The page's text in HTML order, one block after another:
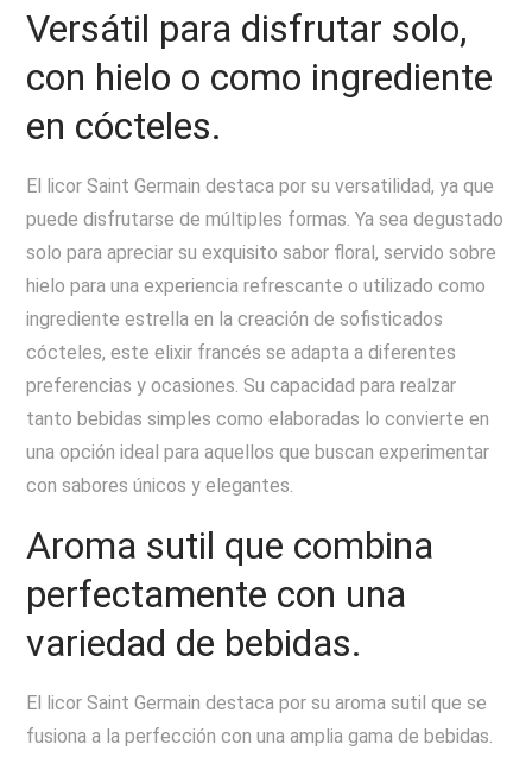
Versátil para disfrutar solo,
con hielo o como ingrediente
en cócteles.
El licor Saint Germain destaca por su versatilidad, ya que
puede disfrutarse de múltiples formas. Ya sea degustado
solo para apreciar su exquisito sabor floral, servido sobre
hielo para una experiencia refrescante o utilizado como
ingrediente estrella en la creación de sofisticados
cócteles, este elixir francés se adapta a diferentes
preferencias y ocasiones. Su capacidad para realzar
tanto bebidas simples como elaboradas lo convierte en
una opción ideal para aquellos que buscan experimentar
con sabores únicos y elegantes.
Aroma sutil que combina
perfectamente con una
variedad de bebidas.
El licor Saint Germain destaca por su aroma sutil que se
fusiona a la perfección con una amplia gama de bebidas.